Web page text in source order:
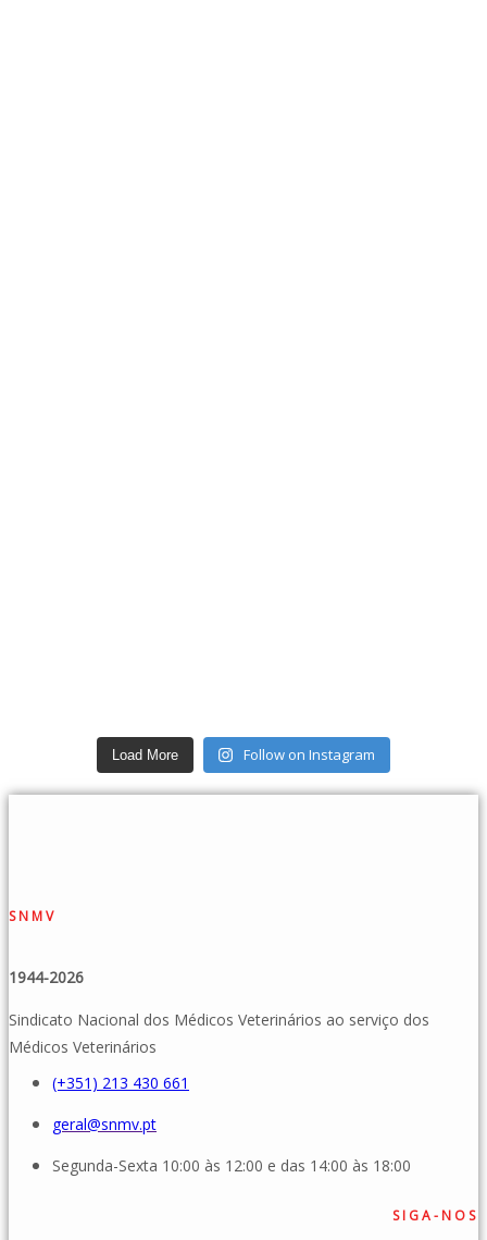
Load More Follow on Instagram
SNMV
1944-2026
Sindicato Nacional dos Médicos Veterinários ao serviço dos
Médicos Veterinários
(+351) 213 430 661
geral@snmv.pt
Segunda-Sexta 10:00 às 12:00 e das 14:00 às 18:00
SIGA-NOS